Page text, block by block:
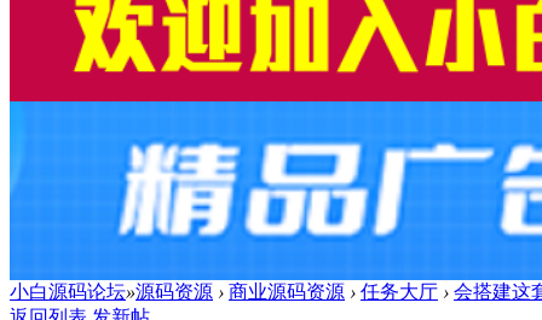
小白源码论坛»源码资源 › 商业源码资源 › 任务大厅 › 会搭建这